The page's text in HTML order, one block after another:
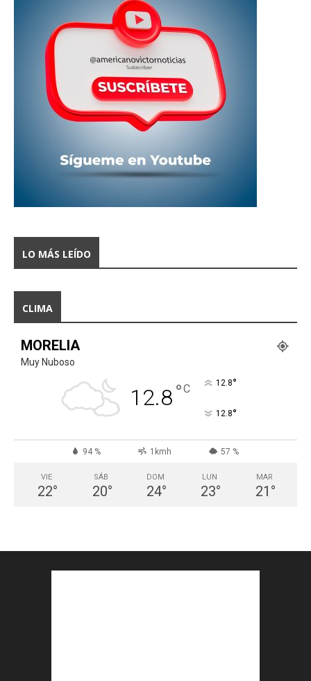
LO MÁS LEÍDO
CLIMA
MORELIA
Muy Nuboso
12.8°C 12.8°
12.8°
94 % 1kmh 57 %
VIE
22°
SÁB
20°
DOM
24°
LUN
23°
MAR
21 °